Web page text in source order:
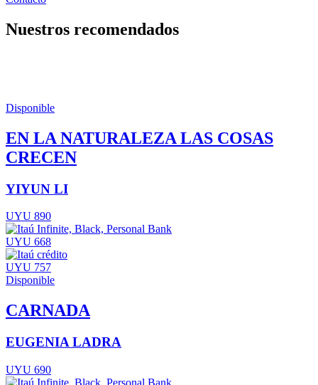
Nuestros recomendados
Disponible
EN LA NATURALEZA LAS COSAS
CRECEN
YIYUN LI
UYU 890
UYU 668
UYU 757
Disponible
CARNADA
EUGENIA LADRA
UYU 690